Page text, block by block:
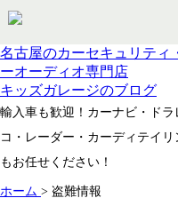
名古屋のカーセキュリティ
ーオーディオ専門店
キッズガレージのブログ
輸入車も歓迎！カーナビ・ドラ
コ・レーダー・カーディテイリ
もお任せください！
ホーム > 盗難情報